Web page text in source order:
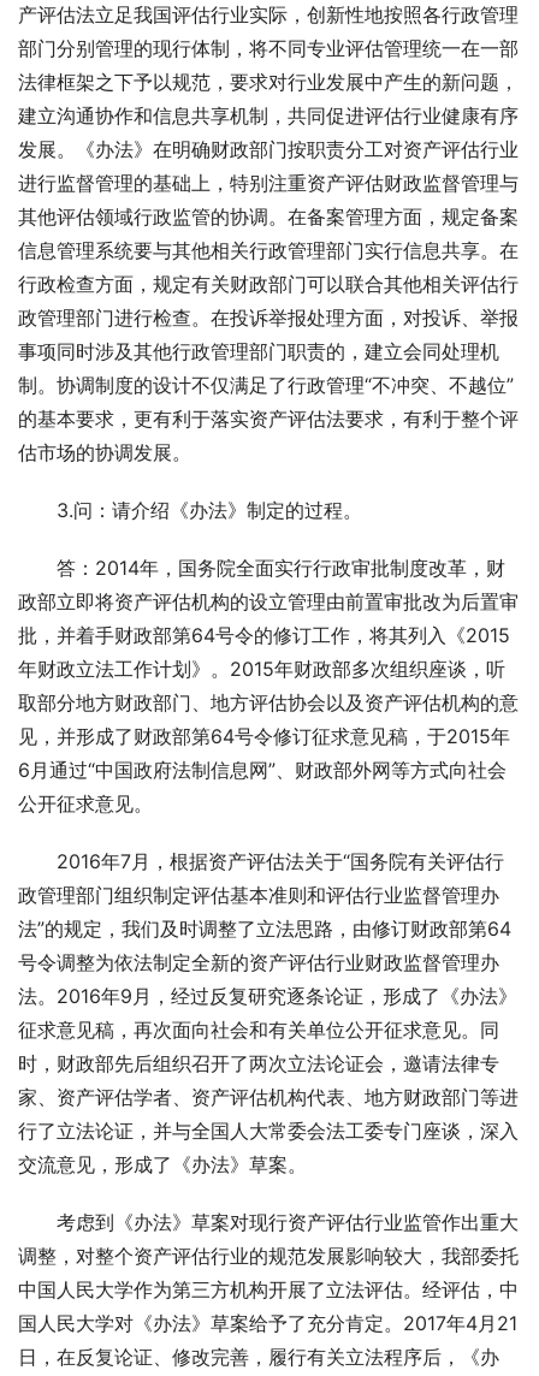
产评估法立足我国评估行业实际，创新性地按照各行政管理
部门分别管理的现行体制，将不同专业评估管理统一在一部
法律框架之下予以规范，要求对行业发展中产生的新问题，
建立沟通协作和信息共享机制，共同促进评估行业健康有序
发展。《办法》在明确财政部门按职责分工对资产评估行业
进行监督管理的基础上，特别注重资产评估财政监督管理与
其他评估领域行政监管的协调。在备案管理方面，规定备案
信息管理系统要与其他相关行政管理部门实行信息共享。在
行政检查方面，规定有关财政部门可以联合其他相关评估行
政管理部门进行检查。在投诉举报处理方面，对投诉、举报
事项同时涉及其他行政管理部门职责的，建立会同处理机
制。协调制度的设计不仅满足了行政管理“不冲突、不越位”
的基本要求，更有利于落实资产评估法要求，有利于整个评
估市场的协调发展。
3.问：请介绍《办法》制定的过程。
答：2014年，国务院全面实行行政审批制度改革，财
政部立即将资产评估机构的设立管理由前置审批改为后置审
批，并着手财政部第64号令的修订工作，将其列入《2015
年财政立法工作计划》。2015年财政部多次组织座谈，听
取部分地方财政部门、地方评估协会以及资产评估机构的意
见，并形成了财政部第64号令修订征求意见稿，于2015年
6月通过“中国政府法制信息网”、财政部外网等方式向社会
公开征求意见。
2016年7月，根据资产评估法关于“国务院有关评估行
政管理部门组织制定评估基本准则和评估行业监督管理办
法”的规定，我们及时调整了立法思路，由修订财政部第64
号令调整为依法制定全新的资产评估行业财政监督管理办
法。2016年9月，经过反复研究逐条论证，形成了《办法》
征求意见稿，再次面向社会和有关单位公开征求意见。同
时，财政部先后组织召开了两次立法论证会，邀请法律专
家、资产评估学者、资产评估机构代表、地方财政部门等进
行了立法论证，并与全国人大常委会法工委专门座谈，深入
交流意见，形成了《办法》草案。
考虑到《办法》草案对现行资产评估行业监管作出重大
调整，对整个资产评估行业的规范发展影响较大，我部委托
中国人民大学作为第三方机构开展了立法评估。经评估，中
国人民大学对《办法》草案给予了充分肯定。2017年4月21
日，在反复论证、修改完善，履行有关立法程序后，《办